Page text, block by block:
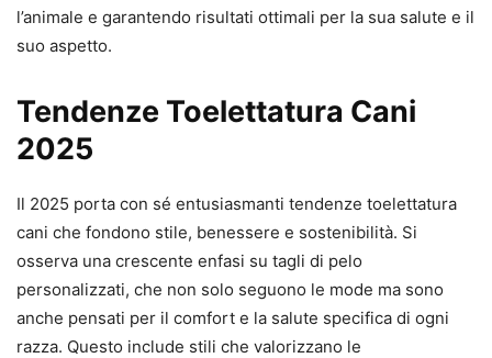
l’animale e garantendo risultati ottimali per la sua salute e il
suo aspetto.
Tendenze Toelettatura Cani
2025
Il 2025 porta con sé entusiasmanti tendenze toelettatura
cani che fondono stile, benessere e sostenibilità. Si
osserva una crescente enfasi su tagli di pelo
personalizzati, che non solo seguono le mode ma sono
anche pensati per il comfort e la salute specifica di ogni
razza. Questo include stili che valorizzano le